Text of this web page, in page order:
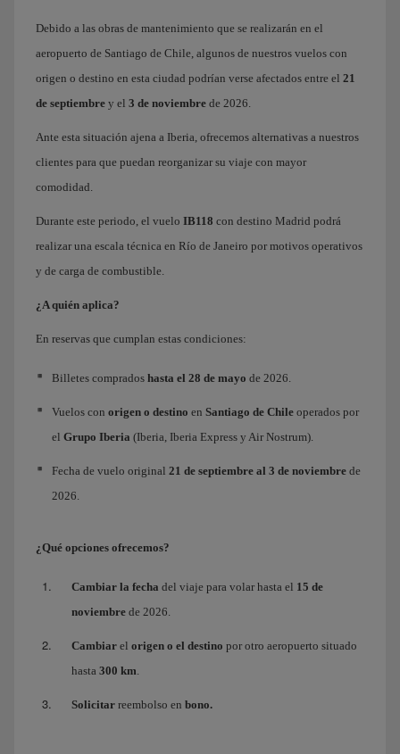
Debido a las obras de mantenimiento que se realizarán en el
aeropuerto de Santiago de Chile, algunos de nuestros vuelos con
origen o destino en esta ciudad podrían verse afectados entre el 21
de septiembre y el 3 de noviembre de 2026.
Ante esta situación ajena a Iberia, ofrecemos alternativas a nuestros
clientes para que puedan reorganizar su viaje con mayor
comodidad.
Durante este periodo, el vuelo IB118 con destino Madrid podrá
realizar una escala técnica en Río de Janeiro por motivos operativos
y de carga de combustible.
¿A quién aplica?
En reservas que cumplan estas condiciones:
Billetes comprados hasta el 28 de mayo de 2026.
Vuelos con origen o destino en Santiago de Chile operados por
el Grupo Iberia (Iberia, Iberia Express y Air Nostrum).
Fecha de vuelo original 21 de septiembre al 3 de noviembre de
2026.
¿Qué opciones ofrecemos?
Cambiar la fecha del viaje para volar hasta el 15 de
noviembre de 2026.
Cambiar el origen o el destino por otro aeropuerto situado
hasta 300 km.
Solicitar reembolso en bono.